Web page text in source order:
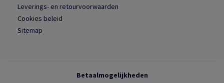
Leverings- en retourvoorwaarden
Cookies beleid
Sitemap
Betaalmogelijkheden